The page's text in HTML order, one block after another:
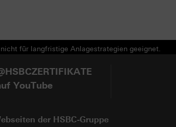
für langfristige Anlagestrategien geeignet.
YouTube
der HSBC-Gruppe